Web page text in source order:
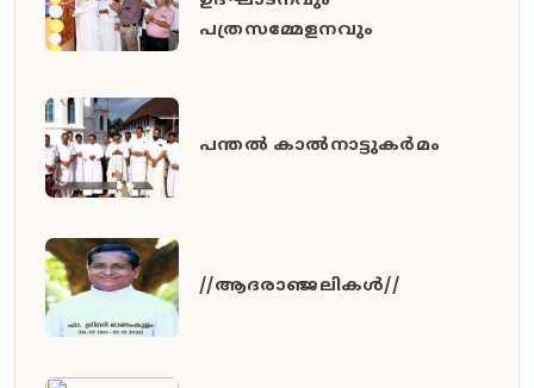
പത്രസമ്മേളനവും
പന്തൽ കാൽനാട്ടുകർമം
//ആദരാഞ്ജലികൾ//